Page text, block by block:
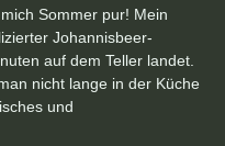
Sommer pur! Mein
Johannisbeer-
auf dem Teller landet.
nicht lange in der Küche
und